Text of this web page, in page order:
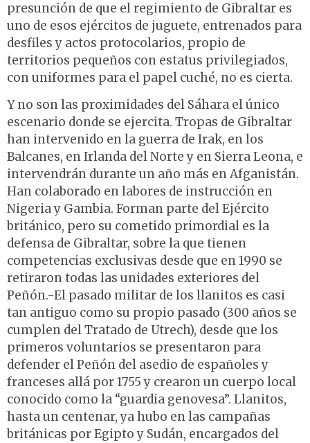
presunción de que el regimiento de Gibraltar es
uno de esos ejércitos de juguete, entrenados para
desfiles y actos protocolarios, propio de
territorios pequeños con estatus privilegiados,
con uniformes para el papel cuché, no es cierta.
Y no son las proximidades del Sáhara el único
escenario donde se ejercita. Tropas de Gibraltar
han intervenido en la guerra de Irak, en los
Balcanes, en Irlanda del Norte y en Sierra Leona, e
intervendrán durante un año más en Afganistán.
Han colaborado en labores de instrucción en
Nigeria y Gambia. Forman parte del Ejército
británico, pero su cometido primordial es la
defensa de Gibraltar, sobre la que tienen
competencias exclusivas desde que en 1990 se
retiraron todas las unidades exteriores del
Peñón.-El pasado militar de los llanitos es casi
tan antiguo como su propio pasado (300 años se
cumplen del Tratado de Utrech), desde que los
primeros voluntarios se presentaron para
defender el Peñón del asedio de españoles y
franceses allá por 1755 y crearon un cuerpo local
conocido como la “guardia genovesa”. Llanitos,
hasta un centenar, ya hubo en las campañas
británicas por Egipto y Sudán, encargados del